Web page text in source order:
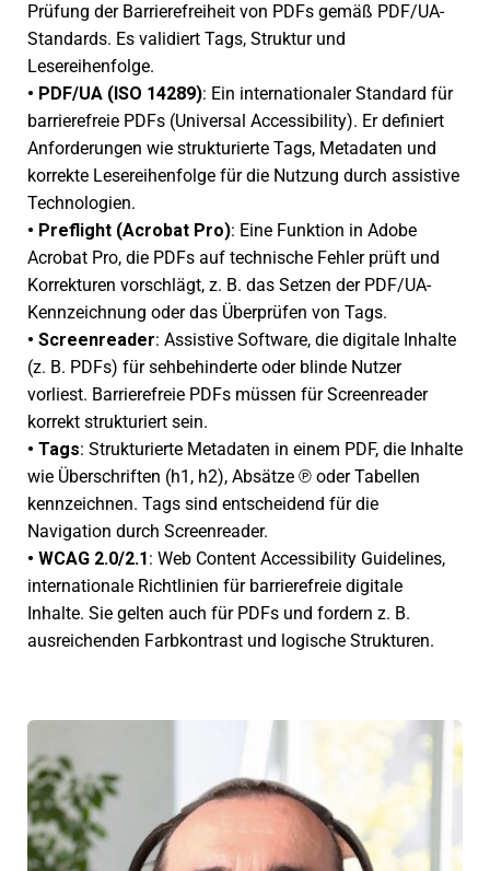
Prüfung der Barrierefreiheit von PDFs gemäß PDF/UA-
Standards. Es vali­diert Tags, Struktur und
Lesereihenfolge.
• PDF/UA (ISO 14289): Ein inter­na­tio­na­ler Standard für
barrie­re­freie PDFs (Universal Accessibility). Er defi­niert
Anforderungen wie struk­tu­rierte Tags, Metadaten und
korrekte Lesereihenfolge für die Nutzung durch assis­tive
Technologien.
• Preflight (Acrobat Pro): Eine Funktion in Adobe
Acrobat Pro, die PDFs auf tech­ni­sche Fehler prüft und
Korrekturen vorschlägt, z. B. das Setzen der PDF/UA-
Kennzeichnung oder das Überprüfen von Tags.
• Screenreader: Assistive Software, die digi­tale Inhalte
(z. B. PDFs) für sehbe­hin­derte oder blinde Nutzer
vorliest. Barrierefreie PDFs müssen für Screenreader
korrekt struk­tu­riert sein.
• Tags: Strukturierte Metadaten in einem PDF, die Inhalte
wie Überschriften (h1, h2), Absätze ℗ oder Tabellen
kenn­zeich­nen. Tags sind entschei­dend für die
Navigation durch Screenreader.
• WCAG 2.0/2.1: Web Content Accessibility Guidelines,
inter­na­tio­nale Richtlinien für barrie­re­freie digi­tale
Inhalte. Sie gelten auch für PDFs und fordern z. B.
ausrei­chen­den Farbkontrast und logi­sche Strukturen.